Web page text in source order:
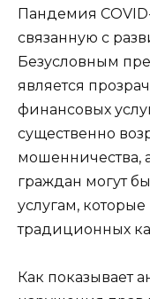
Пандемия
связанную с
Безусловным
является
финансовых
существенно
мошенничества,
граждан могут
услугам, которые
традиционных
Как показывает